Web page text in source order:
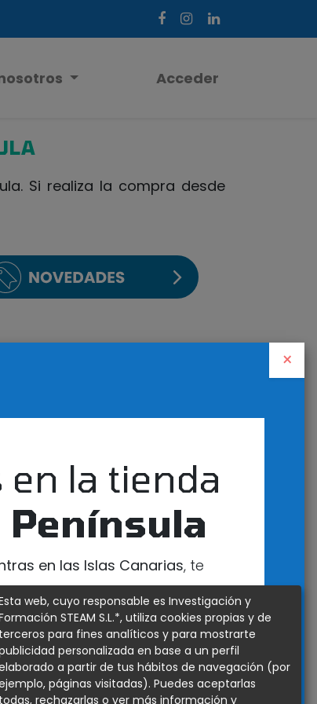
Acceder
×
en la tienda
Península
en las Islas Canarias, te
nuestra tienda exclusiva para
esa zona
TIENDA DE CANARIAS
Si realiza la compra desde
de prueba
termopar tipo K
web, cuyo responsable es Investigación y
STEAM S.L.*, utiliza cookies propias y de
terceros para fines analíticos y para mostrarte
personalizada en base a un perfil
a partir de tus hábitos de navegación (por
páginas visitadas). Puedes aceptarlas
todas, rechazarlas o ver más información y